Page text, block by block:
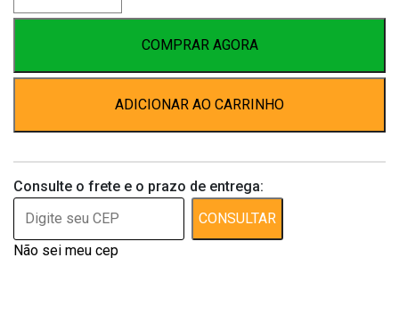
50ml
COMPRAR AGORA
ADICIONAR AO CARRINHO
Consulte o frete e o prazo de entrega:
CONSULTAR
Não sei meu cep